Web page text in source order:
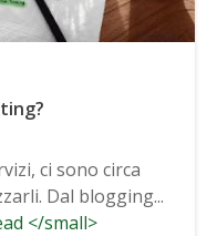
ci sono circa
Dal blogging...
</small>